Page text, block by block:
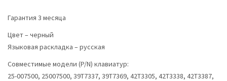
Гарантия 3 месяца
Цвет – черный
Языковая раскладка – русская
Совместимые модели (P/N) клавиатур:
25-007500, 25007500, 39T7337, 39T7369, 42T3305, 42T3338, 42T3387,